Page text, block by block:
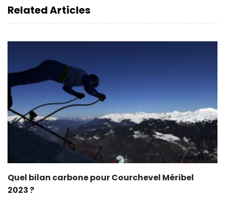
Related Articles
Quel bilan carbone pour Courchevel Méribel
2023 ?